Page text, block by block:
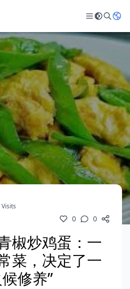
0 0
椒炒鸡蛋：一
菜，决定了一
修养”